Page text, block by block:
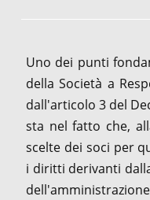
Uno dei punti
della Società a
dall'articolo 3 del
sta nel fatto che,
scelte dei soci per
i diritti derivanti